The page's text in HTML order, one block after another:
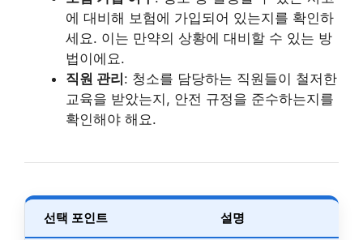
에 대비해 보험에 가입되어 있는지를 확인하
세요. 이는 만약의 상황에 대비할 수 있는 방
법이에요.
직원 관리: 청소를 담당하는 직원들이 철저한
교육을 받았는지, 안전 규정을 준수하는지를
확인해야 해요.
선택 포인트 설명